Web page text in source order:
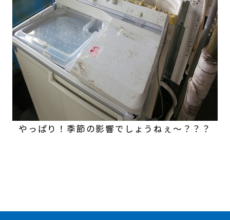
やっぱり！季節の影響でしょうねぇ～？？？